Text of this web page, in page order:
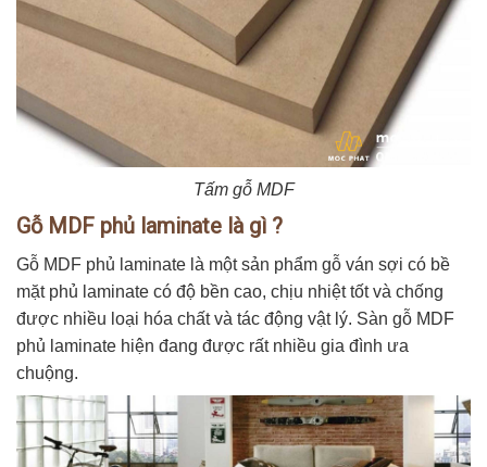
Tấm gỗ MDF
Gỗ MDF phủ laminate là gì ?
Gỗ MDF phủ laminate là một sản phẩm gỗ ván sợi có bề
mặt phủ laminate có độ bền cao, chịu nhiệt tốt và chống
được nhiều loại hóa chất và tác động vật lý. Sàn gỗ MDF
phủ laminate hiện đang được rất nhiều gia đình ưa
chuộng.